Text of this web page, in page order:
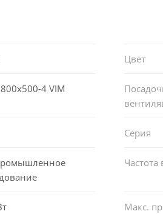
Цвет
800х500-4 VIM
Серия
Макс.